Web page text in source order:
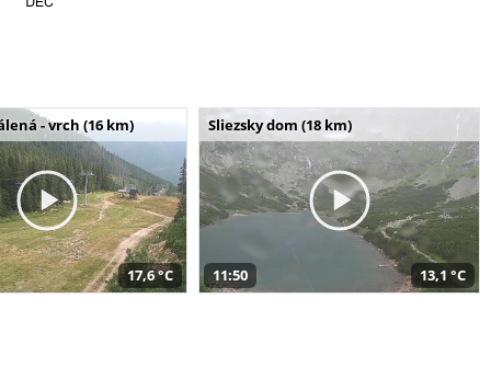
- vrch (16 km)
17,6 °C
Sliezsky dom (18 km)
11:50 13,1 °C